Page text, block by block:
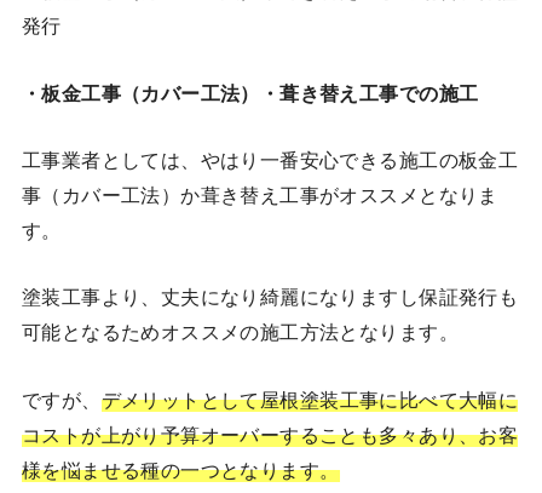
発行
・板金工事（カバー工法）・葺き替え工事での施工
工事業者としては、やはり一番安心できる施工の板金工
事（カバー工法）か葺き替え工事がオススメとなりま
す。
塗装工事より、丈夫になり綺麗になりますし保証発行も
可能となるためオススメの施工方法となります。
ですが、 デメリットとして屋根塗装工事に比べて大幅に
コストが上がり予算オーバーすることも多々あり、お客
様を悩ませる種の一つとなります。